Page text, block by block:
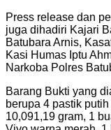
Press release dan
juga dihadiri Kajari
Batubara Arnis,
Kasi Humas Iptu
Narkoba Polres
Barang Bukti yang
berupa 4 pastik
10,091,19 gram, 1